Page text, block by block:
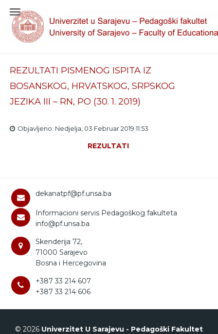
REZULTATI PISMENOG ISPITA IZ
BOSANSKOG, HRVATSKOG, SRPSKOG
JEZIKA III – RN, PO (30. 1. 2019)
Objavljeno: Nedjelja, 03 Februar 2019 11:53
REZULTATI
dekanatpf@pf.unsa.ba
Informacioni servis Pedagoškog fakulteta
info@pf.unsa.ba
Skenderija 72,
71000 Sarajevo
Bosna i Hercegovina
+387 33 214 607
+387 33 214 606
© 2026 Univerzitet U Sarajevu - Pedagoški Fakultet